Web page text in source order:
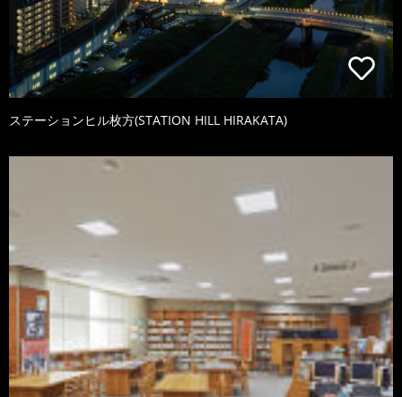
ステーションヒル枚方(STATION HILL HIRAKATA)